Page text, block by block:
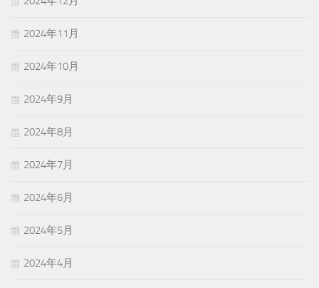
2024年11月
2024年10月
2024年9月
2024年8月
2024年7月
2024年6月
2024年5月
2024年4月